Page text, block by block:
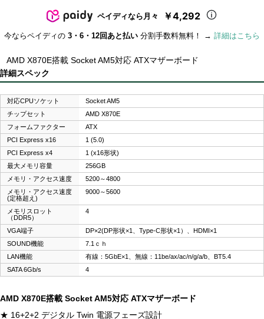
ペイディなら月々 ￥4,292
今ならペイディの 3・6・12回あと払い 分割手数料無料！ → 詳細はこちら
AMD X870E搭載 Socket AM5対応 ATXマザーボード
詳細スペック
対応CPUソケット
Socket AM5
チップセット
AMD X870E
フォームファクター
ATX
PCI Express x16
1 (5.0)
PCI Express x4
1 (x16形状)
最大メモリ容量
256GB
メモリ・アクセス速度
5200～4800
メモリ・アクセス速度
(定格超え)
9000～5600
メモリスロット
（DDR5）
4
VGA端子
DP×2(DP形状×1、Type-C形状×1）、HDMI×1
SOUND機能
7.1ｃｈ
LAN機能
有線：5GbE×1、無線：11be/ax/ac/n/g/a/b、BT5.4
SATA 6Gb/s
4
AMD X870E搭載 Socket AM5対応 ATXマザーボード
★ 16+2+2 デジタル Twin 電源フェーズ設計